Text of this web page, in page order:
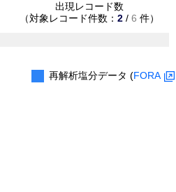
出現レコード数
（対象レコード件数： 2 / 6 件）
再解析塩分データ (FORA